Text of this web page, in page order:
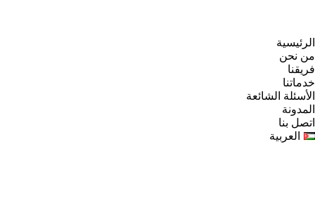
الرئيسية
من نحن
فريقنا
خدماتنا
الأسئلة الشائعة
المدونة
اتصل بنا
العربية